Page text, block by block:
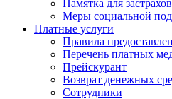
Памятка для
Меры социальной
Платные услуги
Правила
Перечень платных
Прейскурант
Возврат денежных
Сотрудники